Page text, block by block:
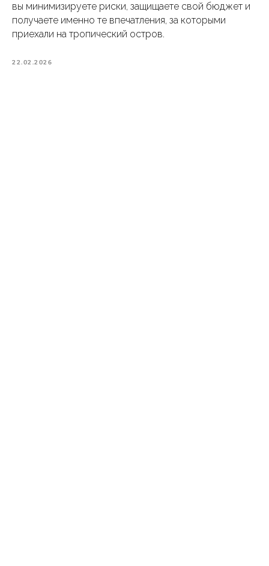
вы минимизируете риски, защищаете свой бюджет и
получаете именно те впечатления, за которыми
приехали на тропический остров.
22.02.2026